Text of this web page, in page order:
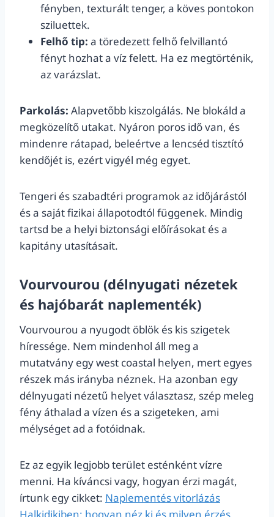
fényben, texturált tenger, a köves pontokon
sziluettek.
Felhő tip: a töredezett felhő felvillantó
fényt hozhat a víz felett. Ha ez megtörténik,
az varázslat.
Parkolás: Alapvetőbb kiszolgálás. Ne blokáld a
megközelítő utakat. Nyáron poros idő van, és
mindenre rátapad, beleértve a lencséd tisztító
kendőjét is, ezért vigyél még egyet.
Tengeri és szabadtéri programok az időjárástól
és a saját fizikai állapotodtól függenek. Mindig
tartsd be a helyi biztonsági előírásokat és a
kapitány utasításait.
Vourvourou (délnyugati nézetek
és hajóbarát naplementék)
Vourvourou a nyugodt öblök és kis szigetek
híressége. Nem mindenhol áll meg a
mutatvány egy west coastal helyen, mert egyes
részek más irányba néznek. Ha azonban egy
délnyugati nézetű helyet választasz, szép meleg
fény áthalad a vízen és a szigeteken, ami
mélységet ad a fotóidnak.
Ez az egyik legjobb terület esténként vízre
menni. Ha kíváncsi vagy, hogyan érzi magát,
írtunk egy cikket: Naplementés vitorlázás
Halkidikiben: hogyan néz ki és milyen érzés